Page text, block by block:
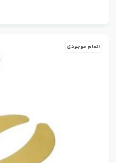
اتمام موجودی